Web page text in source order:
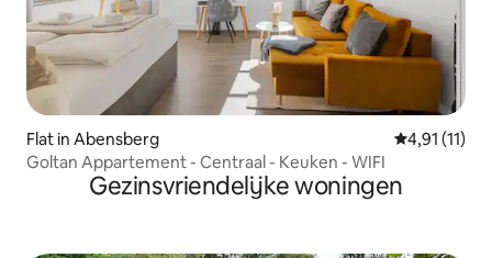
Flat in Abensberg Gemiddelde
4,91 (11)
Goltan Appartement - Centraal - Keuken - WIFI
Gezinsvriendelijke woningen